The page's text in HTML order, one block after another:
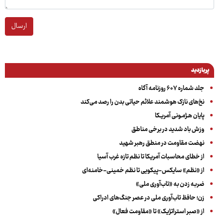
ارسال
پربازدید
جلد شماره ۶۰۷ روزنامه آگاه
نخ‌های نازک هوشمند علائم حیاتی بدن را رصد می‌کند
پایان هـژمـونی آمریـکا
وزش باد شدید در برخی مناطق
نهضت مقاومت در منطق رهبر شهید
از خطای محاسبات آمریکا تا نظم تازه غرب آسیا
از «نظم» سایکس-پیکویی تا نظم خمینی-خامنه‌ای
ضربه زدن به «تاب‌آوری ملی»
زن؛ حافظ تاب‌آوری ملی در عصر جنگ‌های ادراکی
از «صبر استراتژیک» تا «مقاومت فعال»